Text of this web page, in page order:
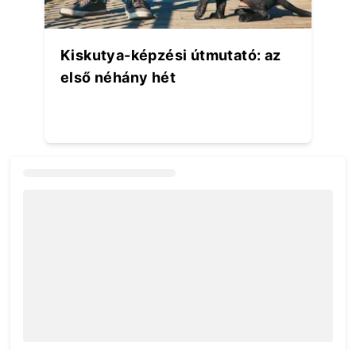
Kiskutya-képzési útmutató: az
első néhány hét